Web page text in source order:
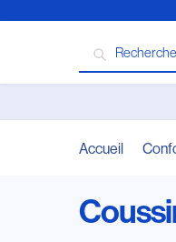
Recherche
Accueil